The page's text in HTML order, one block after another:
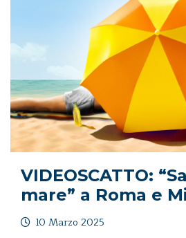
VIDEOSCATTO:
mare” a Roma e
10 Marzo 2025